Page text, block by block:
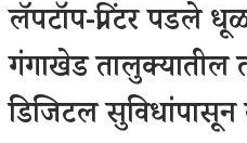
लॅपटॉप-प्रिंटर पडले
गंगाखेड तालुक्यातील
डिजिटल सुविधांपासून